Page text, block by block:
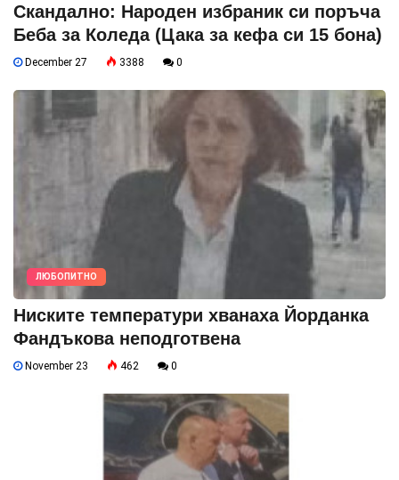
Скандално: Народен избраник си поръча
Беба за Коледа (Цака за кефа си 15 бона)
December 27 3388 0
ЛЮБОПИТНО
Ниските температури хванаха Йорданка
Фандъкова неподготвена
November 23 462 0